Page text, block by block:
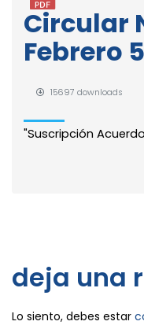
Circular
Febrero
15697 downloads
"Suscripción
deja una
Lo siento, debes estar